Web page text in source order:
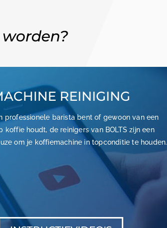
REINIGING
professionele barista bent of gewoon van een
koffie houdt, de reinigers van BOLTS zijn een
om je koffiemachine in topconditie te houden.